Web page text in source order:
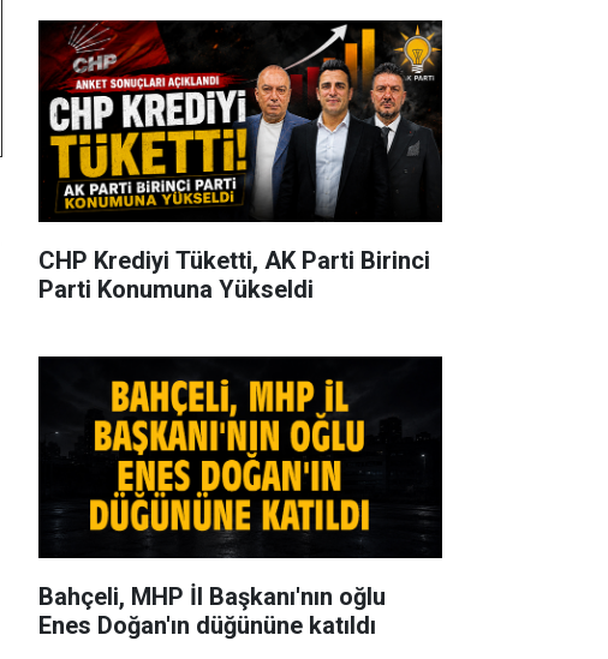
CHP Krediyi Tüketti, AK Parti Birinci
Parti Konumuna Yükseldi
Bahçeli, MHP İl Başkanı'nın oğlu
Enes Doğan'ın düğününe katıldı